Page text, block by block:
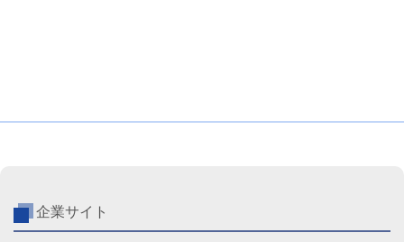
企業サイト